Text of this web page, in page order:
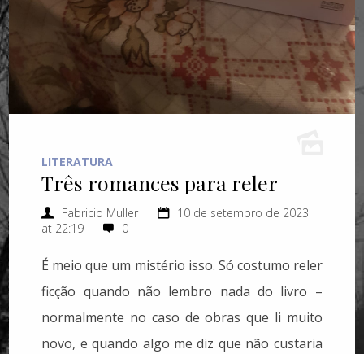
LITERATURA
Três romances para reler
Fabricio Muller
10 de setembro de 2023
at 22:19
0
É meio que um mistério isso. Só costumo reler
ficção quando não lembro nada do livro –
normalmente no caso de obras que li muito
novo, e quando algo me diz que não custaria